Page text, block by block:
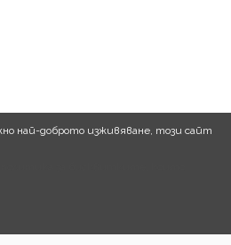
най-доброто изживяване, този сайт